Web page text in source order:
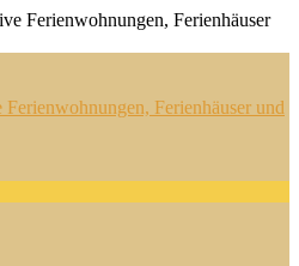
Ferienhäuser und